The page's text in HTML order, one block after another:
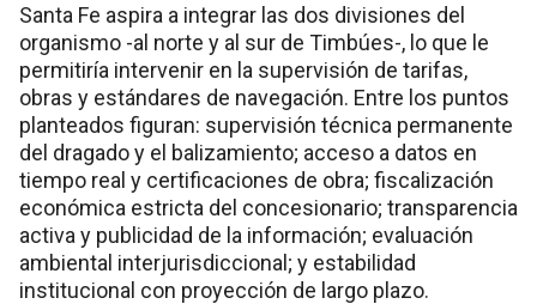
Santa Fe aspira a integrar las dos divisiones del
organismo -al norte y al sur de Timbúes-, lo que le
permitiría intervenir en la supervisión de tarifas,
obras y estándares de navegación. Entre los puntos
planteados figuran: supervisión técnica permanente
del dragado y el balizamiento; acceso a datos en
tiempo real y certificaciones de obra; fiscalización
económica estricta del concesionario; transparencia
activa y publicidad de la información; evaluación
ambiental interjurisdiccional; y estabilidad
institucional con proyección de largo plazo.